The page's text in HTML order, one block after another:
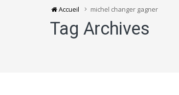
Accueil michel changer gagner
Tag Archives